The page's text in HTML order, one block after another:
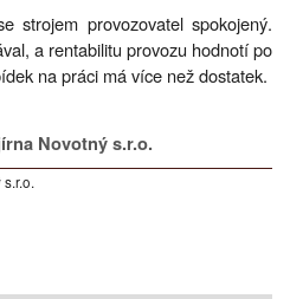
strojem provozovatel spokojený.
a rentabilitu provozu hodnotí po
na práci má více než dostatek.
Novotný s.r.o.